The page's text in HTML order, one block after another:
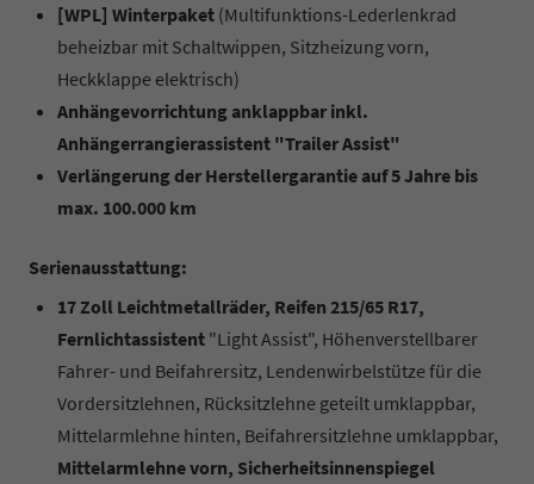
[WPL] Winterpaket (Multifunktions-Lederlenkrad
beheizbar mit Schaltwippen, Sitzheizung vorn,
Heckklappe elektrisch)
Anhängevorrichtung anklappbar inkl.
Anhängerrangierassistent "Trailer Assist"
Verlängerung der Herstellergarantie auf 5 Jahre bis
max. 100.000 km
Serienausstattung:
17 Zoll Leichtmetallräder, Reifen 215/65 R17,
Fernlichtassistent "Light Assist", Höhenverstellbarer
Fahrer- und Beifahrersitz, Lendenwirbelstütze für die
Vordersitzlehnen, Rücksitzlehne geteilt umklappbar,
Mittelarmlehne hinten, Beifahrersitzlehne umklappbar,
Mittelarmlehne vorn, Sicherheitsinnenspiegel